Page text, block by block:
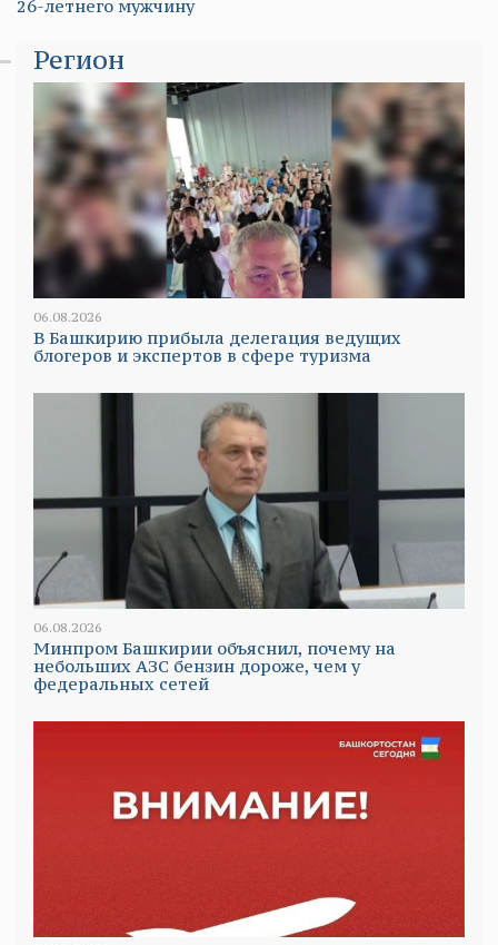
26-летнего мужчину
Регион
06.08.2026
В Башкирию прибыла делегация ведущих
блогеров и экспертов в сфере туризма
06.08.2026
Минпром Башкирии объяснил, почему на
небольших АЗС бензин дороже, чем у
федеральных сетей